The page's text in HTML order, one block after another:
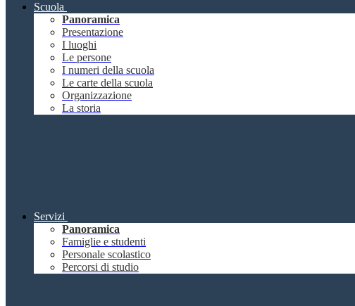
Scuola
Panoramica
Presentazione
I luoghi
Le persone
I numeri della scuola
Le carte della scuola
Organizzazione
La storia
Servizi
Panoramica
Famiglie e studenti
Personale scolastico
Percorsi di studio